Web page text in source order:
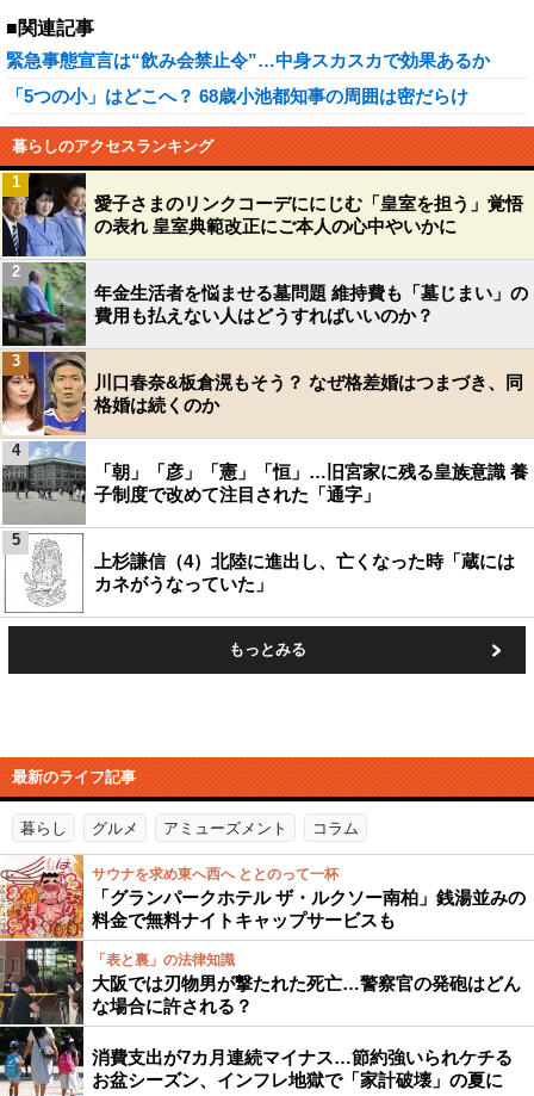
■関連記事
緊急事態宣言は“飲み会禁止令”…中身スカスカで効果あるか
「5つの小」はどこへ？ 68歳小池都知事の周囲は密だらけ
暮らしのアクセスランキング
愛子さまのリンクコーデににじむ「皇室を担う」覚悟
の表れ 皇室典範改正にご本人の心中やいかに
1
年金生活者を悩ませる墓問題 維持費も「墓じまい」の
費用も払えない人はどうすればいいのか？
2
川口春奈&板倉滉もそう？ なぜ格差婚はつまづき、同
格婚は続くのか
3
「朝」「彦」「憲」「恒」…旧宮家に残る皇族意識 養
子制度で改めて注目された「通字」
4
上杉謙信（4）北陸に進出し、亡くなった時「蔵には
カネがうなっていた」
5
もっとみる
最新のライフ記事
暮らし グルメ アミューズメント コラム
サウナを求め東へ西へ ととのって一杯
「グランパークホテル ザ・ルクソー南柏」銭湯並みの
料金で無料ナイトキャップサービスも
「表と裏」の法律知識
大阪では刃物男が撃たれた死亡…警察官の発砲はどん
な場合に許される？
消費支出が7カ月連続マイナス…節約強いられケチる
お盆シーズン、インフレ地獄で「家計破壊」の夏に